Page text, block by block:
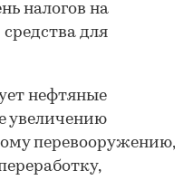
налогов на
для
нефтяные
увеличению
перевооружению,